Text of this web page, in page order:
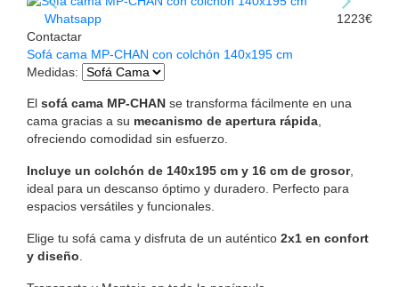
Whatsapp
Contactar
1223€
Sofá cama MP-CHAN con colchón 140x195 cm
Medidas:
El sofá cama MP-CHAN se transforma fácilmente en una
cama gracias a su mecanismo de apertura rápida
ofreciendo comodidad sin esfuerzo.
Incluye un colchón de 140x195 cm y 16 cm de grosor,
ideal para un descanso óptimo y duradero. Perfecto para
espacios versátiles y funcionales.
Elige tu sofá cama y disfruta de un auténtico 2x1 en confort
y diseño